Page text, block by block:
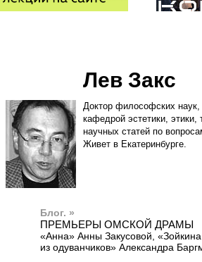
Лев Закс
Доктор философских наук,
кафедрой эстетики, этики,
научных статей по
Живет в Екатеринбурге.
Блог. »
ПРЕМЬЕРЫ ОМСКОЙ ДРАМЫ
«Анна» Анны Закусовой,
из одуванчиков» Александра